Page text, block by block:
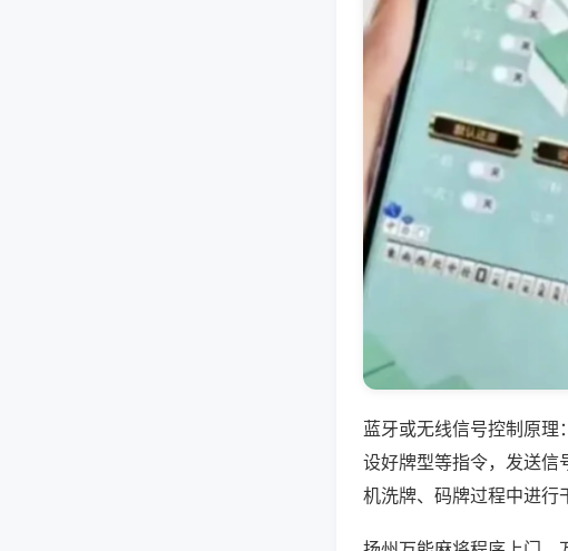
蓝牙或无线信号控制原
设好牌型等指令，发送信
机洗牌、码牌过程中进行